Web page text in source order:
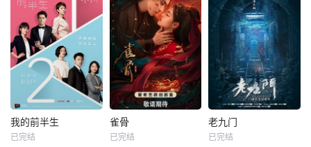
我的前半生
已完结
雀骨
已完结
老九门
已完结